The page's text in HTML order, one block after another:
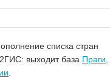
списка стран
выходит база Праги,